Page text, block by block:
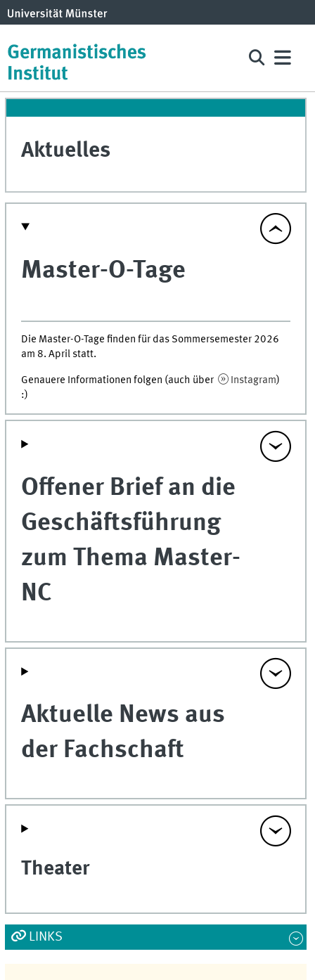
Aktuelles
Master-O-Tage
Die Master-O-Tage finden für das Sommersemester 2026
am 8. April statt.
Genauere Informationen folgen (auch über Instagram)
:)
Offener Brief an die
Geschäftsführung
zum Thema Master-
NC
Aktuelle News aus
der Fachschaft
Theater
LINKS